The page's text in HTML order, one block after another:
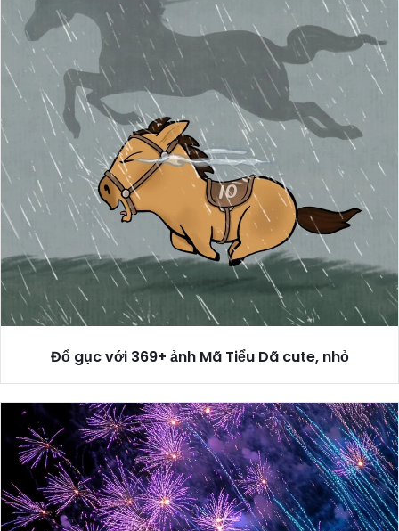
Đổ gục với 369+ ảnh Mã Tiểu Dã cute, nhỏ